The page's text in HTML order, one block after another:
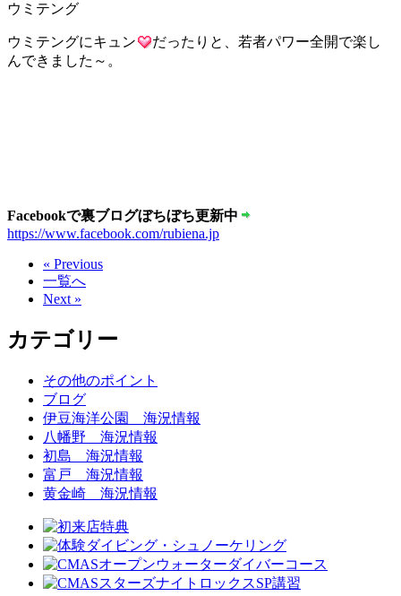
ウミテング
ウミテングにキュン
だったりと、若者パワー全開で楽し
んできました～。
Facebookで裏ブログぼちぼち更新中
https://www.facebook.com/rubiena.jp
« Previous
一覧へ
Next »
カテゴリー
その他のポイント
ブログ
伊豆海洋公園 海況情報
八幡野 海況情報
初島 海況情報
富戸 海況情報
黄金崎 海況情報